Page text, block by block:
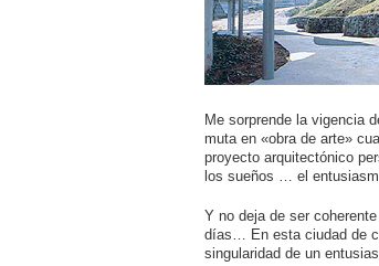
Me sorprende la vigencia
muta en «obra de arte»
proyecto arquitectónico
los sueños … el
Y no deja de ser
días… En esta ciudad de
singularidad de un